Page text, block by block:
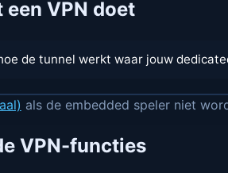
VPN doet
de tunnel werkt waar jouw
als de embedded speler niet
VPN-functies